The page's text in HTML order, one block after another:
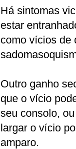
Há sintomas
estar
como vícios de
Outro ganho
que o vício
seu consolo,
largar o vício
amparo.